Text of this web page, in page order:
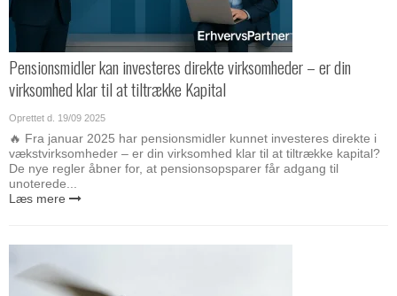
Pensionsmidler kan investeres direkte virksomheder – er din
virksomhed klar til at tiltrække Kapital
Oprettet d. 19/09 2025
🔥 Fra januar 2025 har pensionsmidler kunnet investeres direkte i
vækstvirksomheder – er din virksomhed klar til at tiltrække kapital?
De nye regler åbner for, at pensionsopsparer får adgang til
unoterede...
Læs mere